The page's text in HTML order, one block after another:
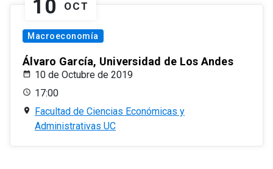
10 OCT
Macroeconomía
Álvaro García, Universidad de Los Andes
10 de Octubre de 2019
17:00
Facultad de Ciencias Económicas y
Administrativas UC